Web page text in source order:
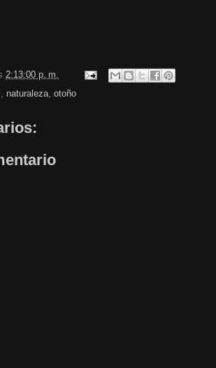
2:13:00 p. m.
, naturaleza, otoño